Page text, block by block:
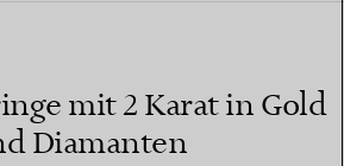
mit 2 Karat in Gold
Diamanten